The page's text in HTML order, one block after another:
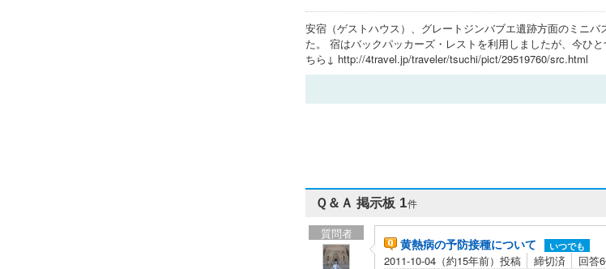
安宿（ゲストハウス）、グレートジンバブエ遺跡方面のミニ
た。 宿はバックパッカーズ・レストを利用しましたが、今ひ
ちら↓ http://4travel.jp/traveler/tsuchi/pict/29519760/src.html
Ｑ＆Ａ 掲示板 1件
黄熱病の予防接種について いつでも
2011-10-04（約15年前）投稿 締切済 回答
質問者